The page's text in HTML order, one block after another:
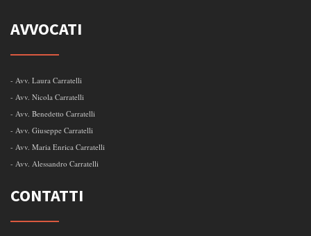
AVVOCATI
- Avv. Laura Carratelli
- Avv. Nicola Carratelli
- Avv. Benedetto Carratelli
- Avv. Giuseppe Carratelli
- Avv. Maria Enrica Carratelli
- Avv. Alessandro Carratelli
CONTATTI